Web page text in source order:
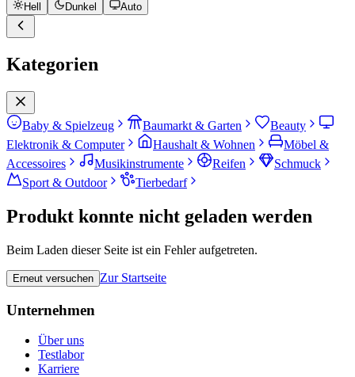
Hell Dunkel Auto
Kategorien
Baby & Spielzeug Baumarkt & Garten
Beauty
Elektronik & Computer
Haushalt & Wohnen
Möbel &
Accessoires
Musikinstrumente Reifen
Schmuck
Sport & Outdoor
Tierbedarf
Produkt konnte nicht geladen werden
Beim Laden dieser Seite ist ein Fehler aufgetreten.
Erneut versuchen Zur Startseite
Unternehmen
Über uns
Testlabor
Karriere